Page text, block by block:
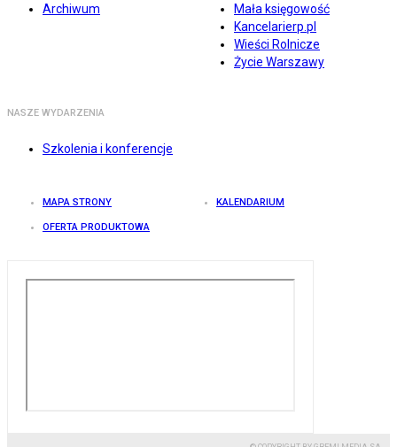
Archiwum
Mała księgowość
Kancelarierp.pl
Wieści Rolnicze
Życie Warszawy
NASZE WYDARZENIA
Szkolenia i konferencje
MAPA STRONY KALENDARIUM
OFERTA PRODUKTOWA